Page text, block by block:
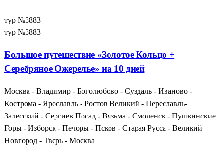
тур №3883
тур №3883
Большое путешествие «Золотое Кольцо +
Серебряное Ожерелье» на 10 дней
Москва - Владимир - Боголюбово - Суздаль - Иваново -
Кострома - Ярославль - Ростов Великий - Переславль-
Залесский - Сергиев Посад - Вязьма - Смоленск - Пушкинские
Горы - Изборск - Печоры - Псков - Старая Русса - Великий
Новгород - Тверь - Москва